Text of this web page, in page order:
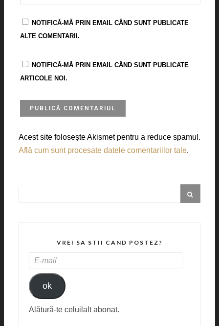
NOTIFICĂ-MĂ PRIN EMAIL CÂND SUNT PUBLICATE
ALTE COMENTARII.
NOTIFICĂ-MĂ PRIN EMAIL CÂND SUNT PUBLICATE
ARTICOLE NOI.
Acest site folosește Akismet pentru a reduce spamul.
Află cum sunt procesate datele comentariilor tale.
VREI SA STII CAND POSTEZ?
MAIL
ok
Alătură-te celuilalt abonat.